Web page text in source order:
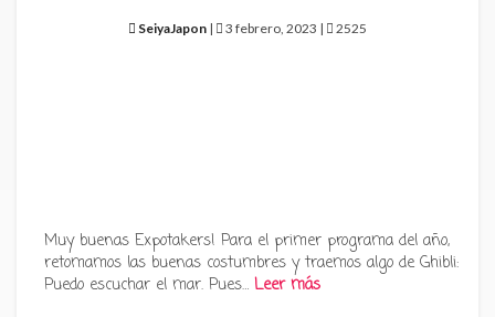
SeiyaJapon | 3 febrero, 2023 | 2525
Muy buenas Expotakers! Para el primer programa del año,
retomamos las buenas costumbres y traemos algo de Ghibli:
Puedo escuchar el mar. Pues… Leer más